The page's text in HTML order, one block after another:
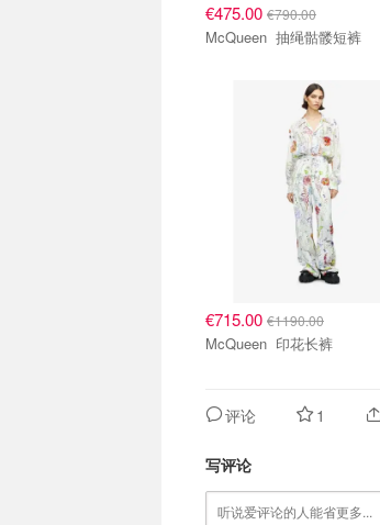
€475.00 €790.00
McQueen 抽绳骷髅短裤
€715.00 €1190.00
McQueen 印花长裤
评论 1
写评论